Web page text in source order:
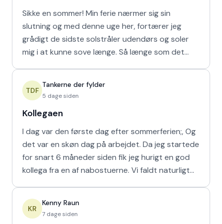
Sikke en sommer! Min ferie nærmer sig sin
slutning og med denne uge her, fortærer jeg
grådigt de sidste solstråler udendørs og soler
mig i at kunne sove længe. Så længe som det
TDF
Tankerne der fylder
5 dage siden
Kollegaen
I dag var den første dag efter sommerferien;, Og
det var en skøn dag på arbejdet. Da jeg startede
for snart 6 måneder siden fik jeg hurigt en god
kollega fra en af nabostuerne. Vi faldt naturligt
KR
Kenny Raun
7 dage siden